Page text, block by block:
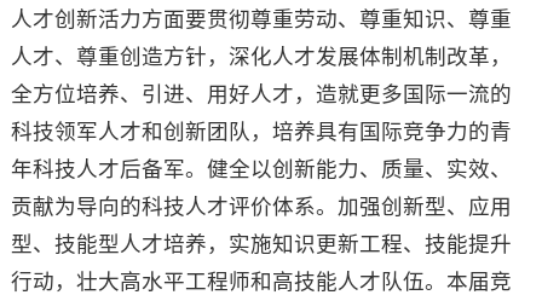
人才创新活力方面要贯彻尊重劳动、尊重知识、尊重
人才、尊重创造方针，深化人才发展体制机制改革，
全方位培养、引进、用好人才，造就更多国际一流的
科技领军人才和创新团队，培养具有国际竞争力的青
年科技人才后备军。健全以创新能力、质量、实效、
贡献为导向的科技人才评价体系。加强创新型、应用
型、技能型人才培养，实施知识更新工程、技能提升
行动，壮大高水平工程师和高技能人才队伍。本届竞